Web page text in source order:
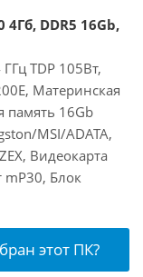
DDR5 16Gb,
TDP 105Вт,
Материнская
память 16Gb
MSI/ADATA,
Видеокарта
mP30, Блок
этот ПК?